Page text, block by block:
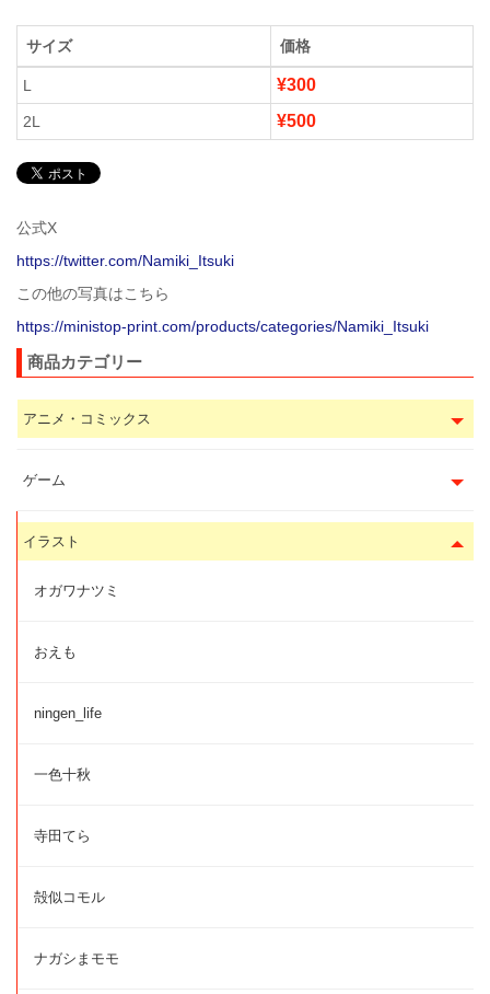
サイズ 価格
L ¥300
2L ¥500
公式X
https://twitter.com/Namiki_Itsuki
この他の写真はこちら
https://ministop-print.com/products/categories/Namiki_Itsuki
商品カテゴリー
アニメ・コミックス
ゲーム
イラスト
オガワナツミ
おえも
ningen_life
一色十秋
寺田てら
殻似コモル
ナガシまモモ